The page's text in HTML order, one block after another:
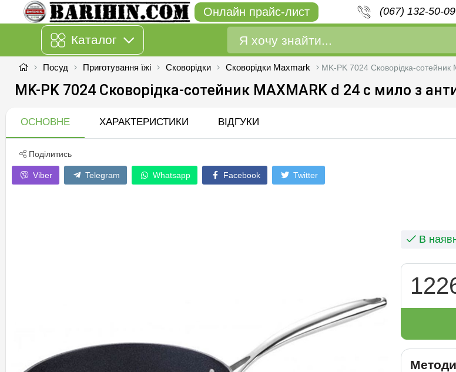
Онлайн прайс-лист (067) 132-50-09
Каталог
Посуд Приготування їжі Сковорідки Сковорідки Maxmark MK-PK 7024 Сковорідка-
MK-PK 7024 Сковорідка-сотейник MAXMARK d 24 с мило з
ОСНОВНЕ ХАРАКТЕРИСТИКИ ВІДГУКИ
Поділитись
Viber Telegram Whatsapp Facebook Twitter
В